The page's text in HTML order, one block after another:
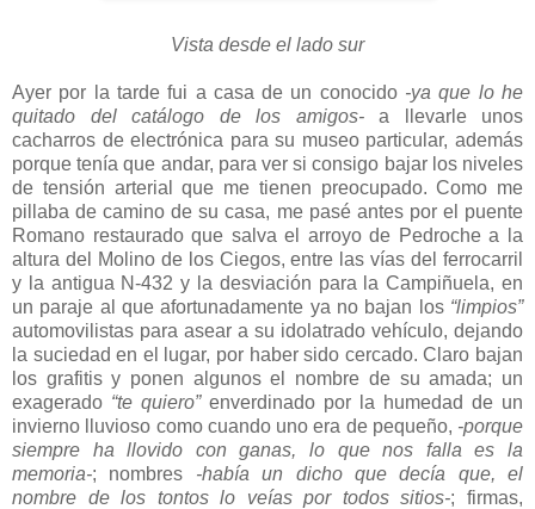
Vista desde el lado sur
Ayer por la tarde fui a casa de un conocido -ya que lo he
quitado del catálogo de los amigos-a llevarle unos
cacharros de electrónica para su museo particular, además
porque tenía que andar, para ver si consigo bajar los niveles
de tensión arterial que me tienen preocupado. Como me
pillaba de camino de su casa, me pasé antes por el puente
Romano restaurado que salva el arroyo de Pedroche a la
altura del Molino de los Ciegos, entre las vías del ferrocarril
y la antigua N-432 y la desviación para la Campiñuela, en
un paraje al que afortunadamente ya no bajan los “limpios”
automovilistas para asear a su idolatrado vehículo, dejando
la suciedad en el lugar, por haber sido cercado. Claro bajan
los grafitis y ponen algunos el nombre de su amada; un
exagerado “te quiero”enverdinado por la humedad de un
invierno lluvioso como cuando uno era de pequeño, -porque
siempre ha llovido con ganas, lo que nos falla es la
memoria-; nombres -había un dicho que decía que, el
nombre de los tontos lo veías por todos sitios-; firmas,